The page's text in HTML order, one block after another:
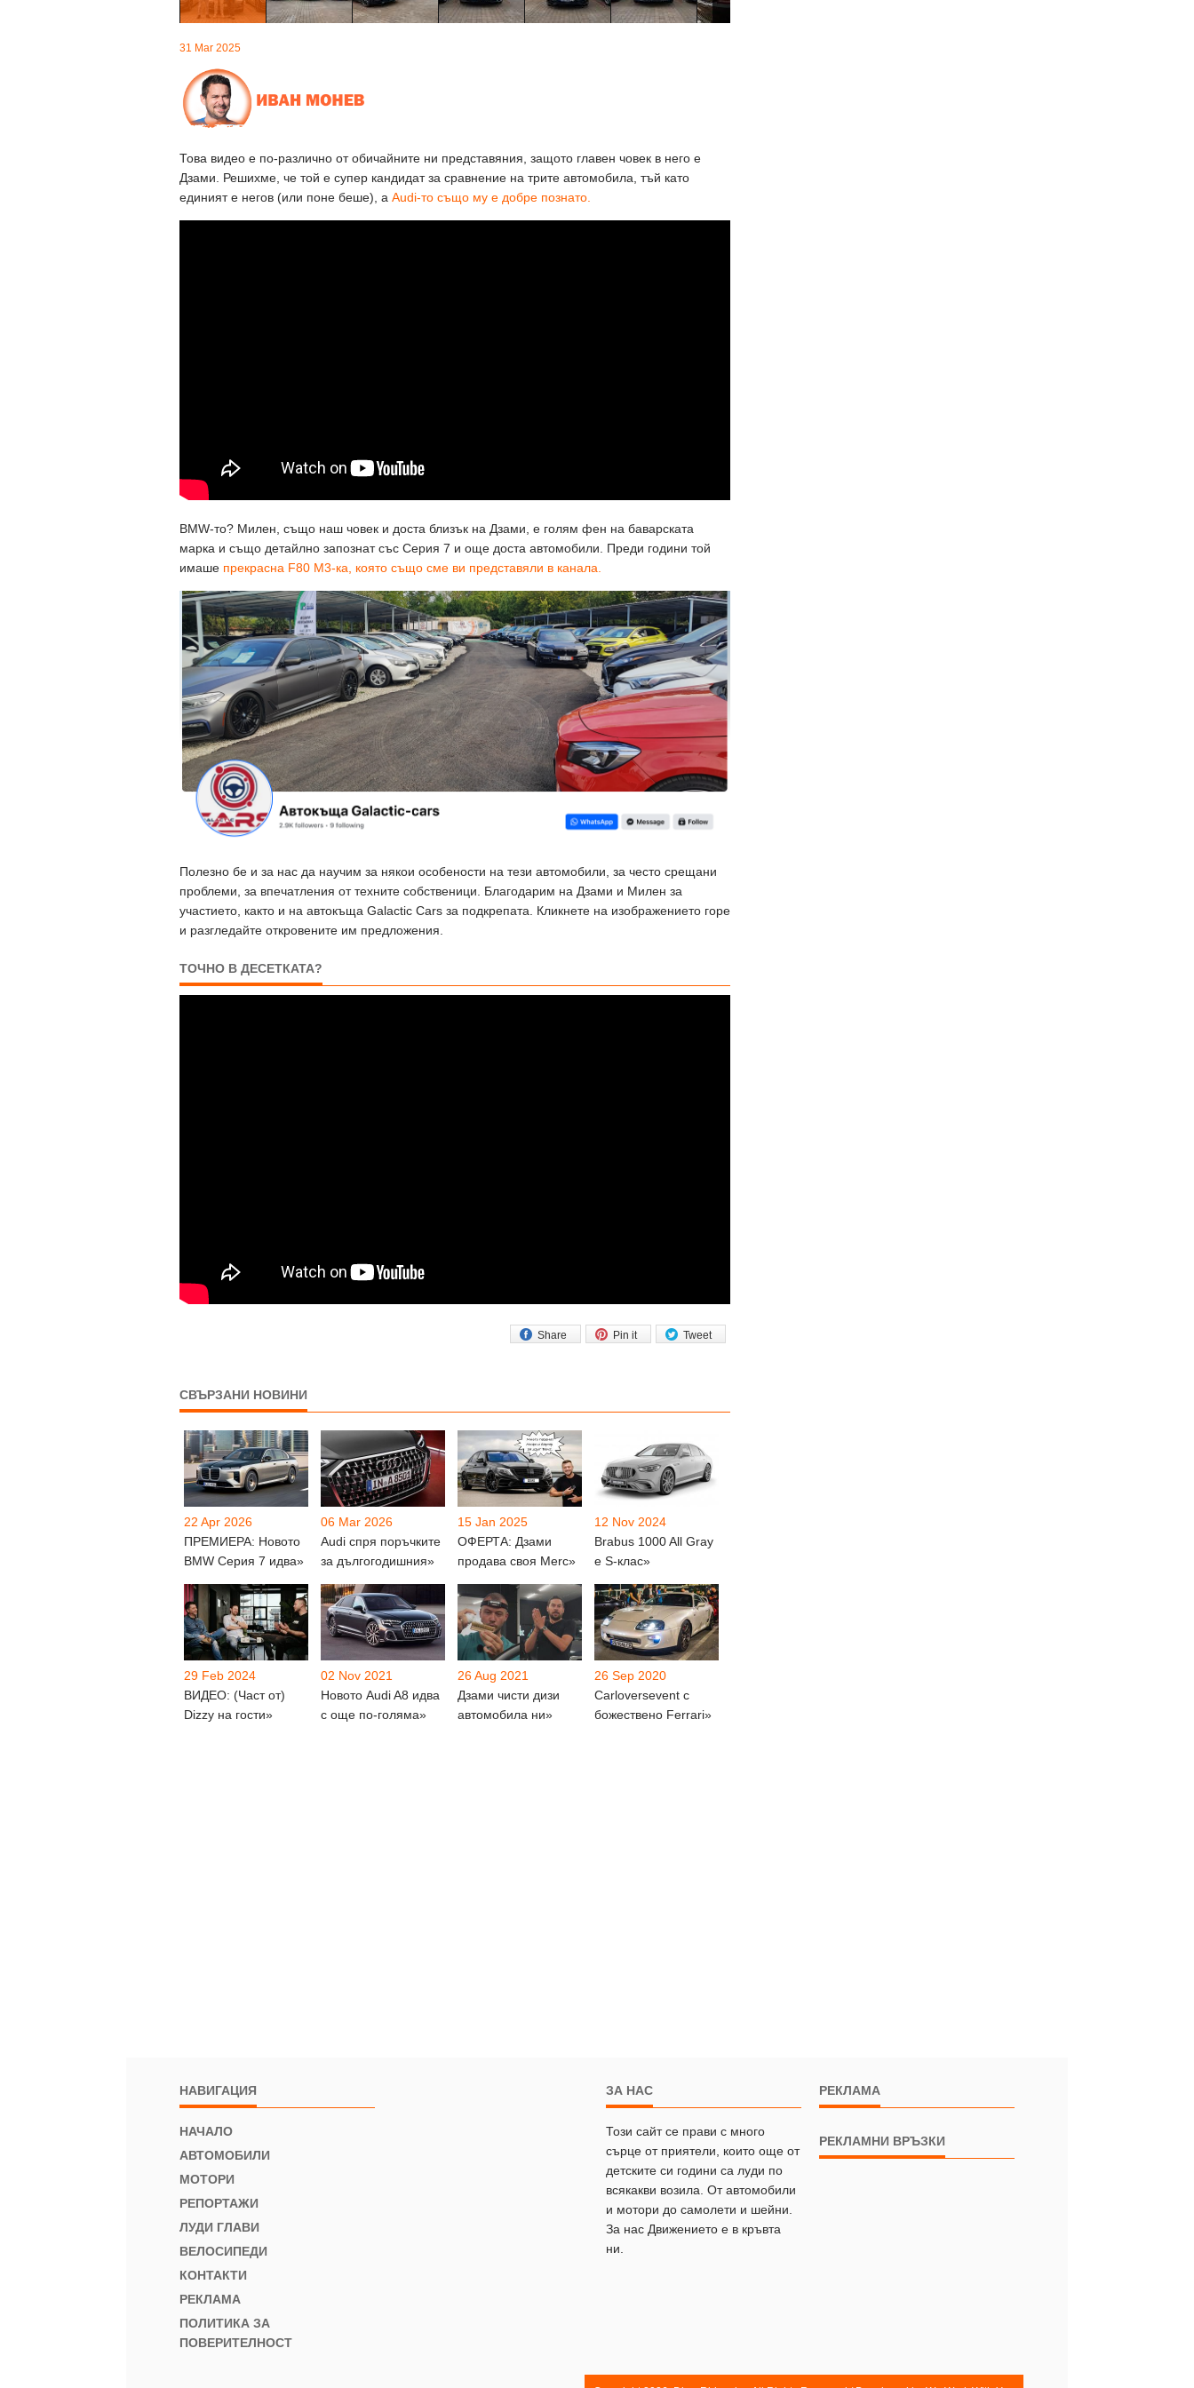
31 Mar 2025
Това видео е по-различно от обичайните ни представяния, защото главен човек в него е
Дзами. Решихме, че той е супер кандидат за сравнение на трите автомобила, тъй като
единият е негов (или поне беше), а Audi-то също му е добре познато.
BMW-то? Милен, също наш човек и доста близък на Дзами, е голям фен на баварската
марка и също детайлно запознат със Серия 7 и още доста автомобили. Преди години той
имаше прекрасна F80 M3-ка, която също сме ви представяли в канала.
Полезно бе и за нас да научим за някои особености на тези автомобили, за често срещани
проблеми, за впечатления от техните собственици. Благодарим на Дзами и Милен за
участието, както и на автокъща Galactic Cars за подкрепата. Кликнете на изображението горе
и разгледайте откровените им предложения.
ТОЧНО В ДЕСЕТКАТА?
Tweet
Pin it
Share
СВЪРЗАНИ НОВИНИ
22 Apr 2026
ПРЕМИЕРА: Новото
BMW Серия 7 идва»
06 Mar 2026
Audi спря поръчките
за дългогодишния»
15 Jan 2025
ОФЕРТА: Дзами
продава своя Merc»
12 Nov 2024
Brabus 1000 All Gray
е S-клас»
29 Feb 2024
ВИДЕО: (Част от)
Dizzy на гости»
02 Nov 2021
Новото Audi A8 идва
с още по-голяма»
26 Aug 2021
Дзами чисти дизи
автомобила ни»
26 Sep 2020
Carloversevent с
божествено Ferrari»
НАВИГАЦИЯ
НАЧАЛО
АВТОМОБИЛИ
МОТОРИ
РЕПОРТАЖИ
ЛУДИ ГЛАВИ
ВЕЛОСИПЕДИ
КОНТАКТИ
РЕКЛАМА
ПОЛИТИКА ЗА
ПОВЕРИТЕЛНОСТ
ЗА НАС
Този сайт се прави с много
сърце от приятели, които още от
детските си години са луди по
всякакви возила. От автомобили
и мотори до самолети и шейни.
За нас Движението е в кръвта
ни.
РЕКЛАМА
РЕКЛАМНИ ВРЪЗКИ